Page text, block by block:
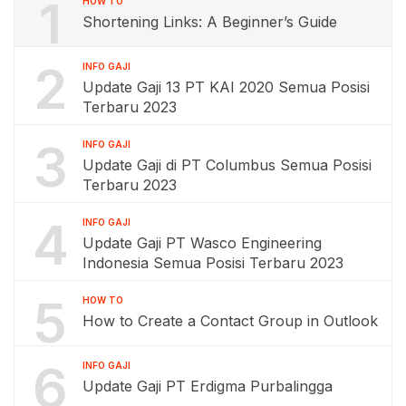
1 Shortening Links: A Beginner’s Guide
2 INFO GAJI
Update Gaji 13 PT KAI 2020 Semua Posisi
Terbaru 2023
3 INFO GAJI
Update Gaji di PT Columbus Semua Posisi
Terbaru 2023
4 INFO GAJI
Update Gaji PT Wasco Engineering
Indonesia Semua Posisi Terbaru 2023
5 HOW TO
How to Create a Contact Group in Outlook
6 INFO GAJI
Update Gaji PT Erdigma Purbalingga